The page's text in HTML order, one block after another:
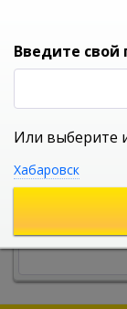
Введите свой
Или выберите
Хабаровск